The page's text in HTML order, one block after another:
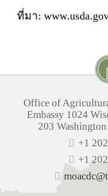
ที่มา:
Office of
Embassy 1024
203
+1
+1